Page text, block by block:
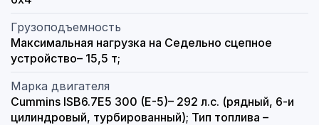
Грузоподъемность
Максимальная нагрузка на Седельно сцепное
устройство– 15,5 т;
Марка двигателя
Cummins ISB6.7E5 300 (Е-5)– 292 л.с. (рядный, 6-и
цилиндровый, турбированный); Тип топлива –